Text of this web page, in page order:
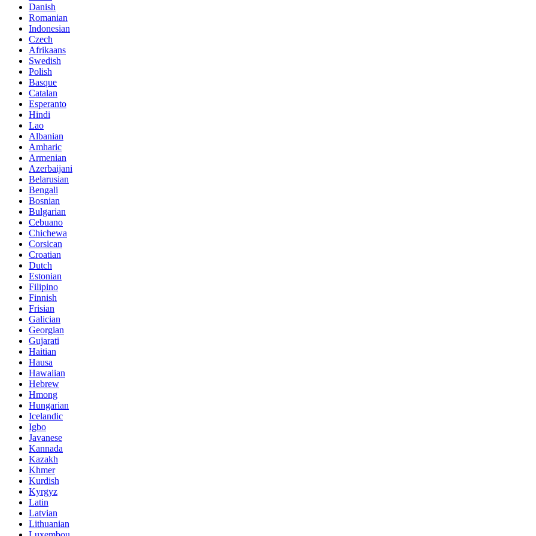
Danish
Romanian
Indonesian
Czech
Afrikaans
Swedish
Polish
Basque
Catalan
Esperanto
Hindi
Lao
Albanian
Amharic
Armenian
Azerbaijani
Belarusian
Bengali
Bosnian
Bulgarian
Cebuano
Chichewa
Corsican
Croatian
Dutch
Estonian
Filipino
Finnish
Frisian
Galician
Georgian
Gujarati
Haitian
Hausa
Hawaiian
Hebrew
Hmong
Hungarian
Icelandic
Igbo
Javanese
Kannada
Kazakh
Khmer
Kurdish
Kyrgyz
Latin
Latvian
Lithuanian